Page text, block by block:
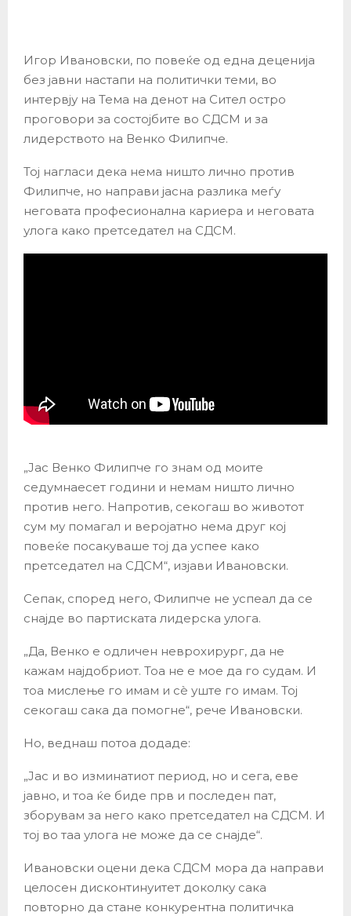
Игор Ивановски, по повеќе од една деценија
без јавни настапи на политички теми, во
интервју на Тема на денот на Сител остро
проговори за состојбите во СДСМ и за
лидерството на Венко Филипче.
Тој нагласи дека нема ништо лично против
Филипче, но направи јасна разлика меѓу
неговата професионална кариера и неговата
улога како претседател на СДСМ.
„Јас Венко Филипче го знам од моите
седумнаесет години и немам ништо лично
против него. Напротив, секогаш во животот
сум му помагал и веројатно нема друг кој
повеќе посакуваше тој да успее како
претседател на СДСМ“, изјави Ивановски.
Сепак, според него, Филипче не успеал да се
снајде во партиската лидерска улога.
„Да, Венко е одличен неврохирург, да не
кажам најдобриот. Тоа не е мое да го судам. И
тоа мислење го имам и сè уште го имам. Тој
секогаш сака да помогне“, рече Ивановски.
Но, веднаш потоа додаде:
„Јас и во изминатиот период, но и сега, еве
јавно, и тоа ќе биде прв и последен пат,
зборувам за него како претседател на СДСМ. И
тој во таа улога не може да се снајде“.
Ивановски оцени дека СДСМ мора да направи
целосен дисконтинуитет доколку сака
повторно да стане конкурентна политичка